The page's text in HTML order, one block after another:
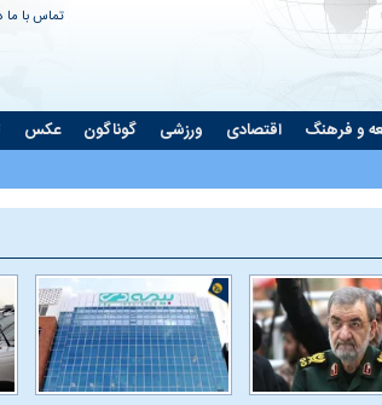
تماس با ما
و فرهنگ اقتصادی ورزشی گوناگون عکس